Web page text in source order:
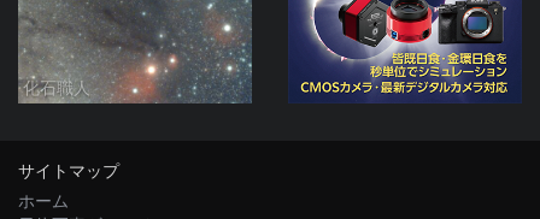
化石職人
サイトマップ
ホーム